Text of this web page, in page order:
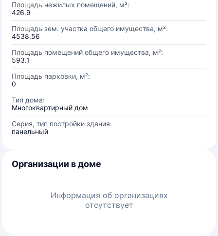
Площадь нежилых помещений, м²:
426.9
Площадь зем. участка общего имущества, м²:
4538.56
Площадь помещений общего имущества, м²:
593.1
Площадь парковки, м²:
0
Тип дома:
Многоквартирный дом
Серия, тип постройки здания:
панельный
Организации в доме
Информация об организациях
отсутствует